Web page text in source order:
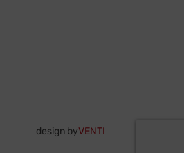
design byVENTI